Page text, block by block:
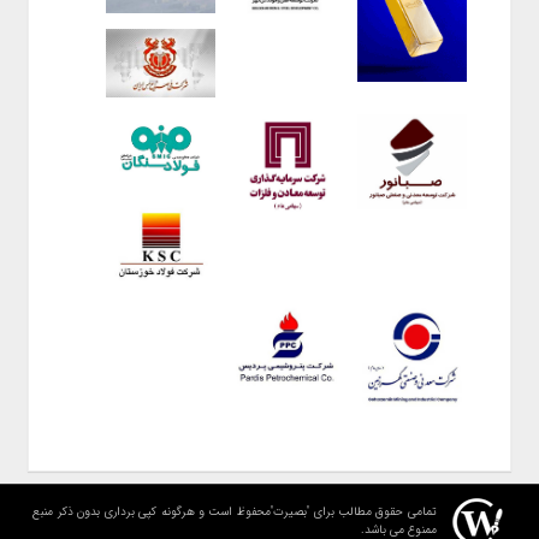
تمامی حقوق مطالب برای "بصیرت"محفوظ است و هرگونه کپی برداری بدون ذکر منبع
ممنوع می باشد.